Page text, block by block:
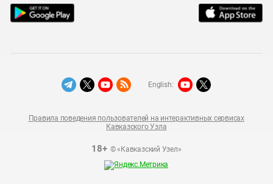
18+© «Кавказский Узел»
Правила поведения пользователей на интерактивных сервисах
Кавказского Узла
English: